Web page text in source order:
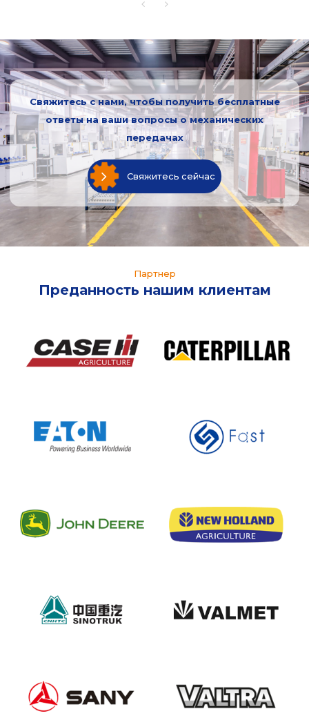
Свяжитесь с нами, чтобы получить бесплатные
ответы на ваши вопросы о механических
передачах
Свяжитесь сейчас
Партнер
Преданность нашим клиентам